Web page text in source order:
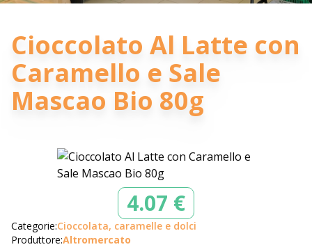
Cioccolato Al Latte con
Caramello e Sale
Mascao Bio 80g
4.07 €
Categorie:Cioccolata, caramelle e dolci
Produttore:Altromercato